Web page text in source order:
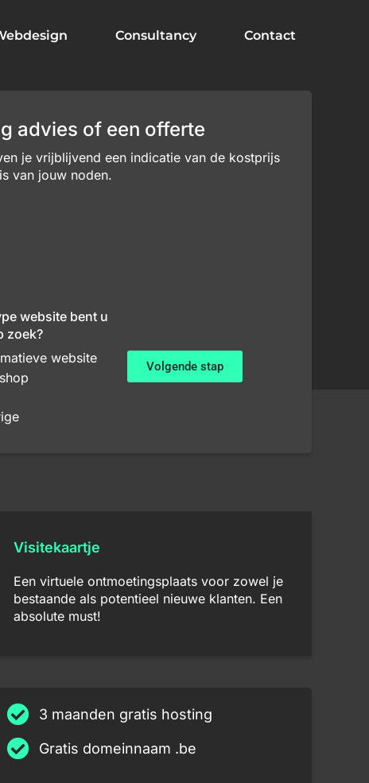
Consultancy Contact
advies of een offerte
je vrijblijvend een indicatie van de kostprijs
van jouw noden.
website bent u
zoek?
website
Volgende stap
Visitekaartje
Een virtuele ontmoetingsplaats voor zowel je
bestaande als potentieel nieuwe klanten. Een
absolute must!
3 maanden gratis hosting
Gratis domeinnaam .be